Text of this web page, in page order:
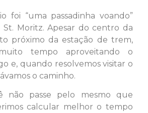
foi “uma passadinha voando”
Moritz. Apesar do centro da
próximo da estação de trem,
tempo aproveitando o
e, quando resolvemos visitar o
o caminho.
não passe pelo mesmo que
calcular melhor o tempo